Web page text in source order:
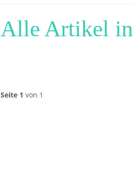
Alle Artikel in
Seite 1 von 1